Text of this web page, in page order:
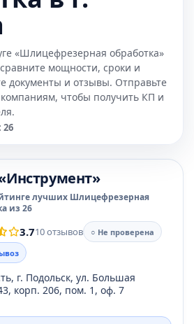
«Шлицефрезерная обработка»
мощности, сроки и
документы и отзывы. Отправьте
чтобы получить КП и
лучших Шлицефрезерная
из 26
3.710 отзывов
○ Не проверена
г. Подольск, ул. Большая
корп. 206, пом. 1, оф. 7